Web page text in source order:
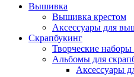
Вышивка
Вышивка крестом
Аксессуары для
Скрапбукинг
Творческие наборы
Альбомы для
Аксессуары